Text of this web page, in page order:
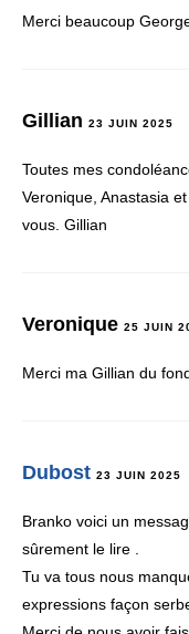
Merci beaucoup
Gillian 23 JUIN 2025
Toutes mes
Veronique, Anastasia
vous. Gillian
Veronique 25 JUIN
Merci ma Gillian du
Dubost 23 JUIN 2025
Branko voici un
sûrement le lire .
Tu va tous nous
expressions façon